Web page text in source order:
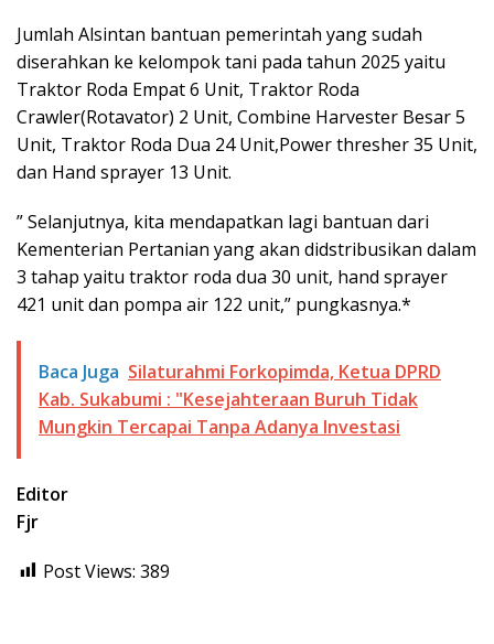
Jumlah Alsintan bantuan pemerintah yang sudah
diserahkan ke kelompok tani pada tahun 2025 yaitu
Traktor Roda Empat 6 Unit, Traktor Roda
Crawler(Rotavator) 2 Unit, Combine Harvester Besar 5
Unit, Traktor Roda Dua 24 Unit,Power thresher 35 Unit,
dan Hand sprayer 13 Unit.
” Selanjutnya, kita mendapatkan lagi bantuan dari
Kementerian Pertanian yang akan didstribusikan dalam
3 tahap yaitu traktor roda dua 30 unit, hand sprayer
421 unit dan pompa air 122 unit,” pungkasnya.*
Baca Juga Silaturahmi Forkopimda, Ketua DPRD
Kab. Sukabumi : "Kesejahteraan Buruh Tidak
Mungkin Tercapai Tanpa Adanya Investasi
Editor
Fjr
Post Views: 389